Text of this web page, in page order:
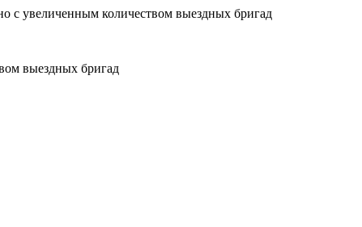
с увеличенным количеством выездных бригад
выездных бригад